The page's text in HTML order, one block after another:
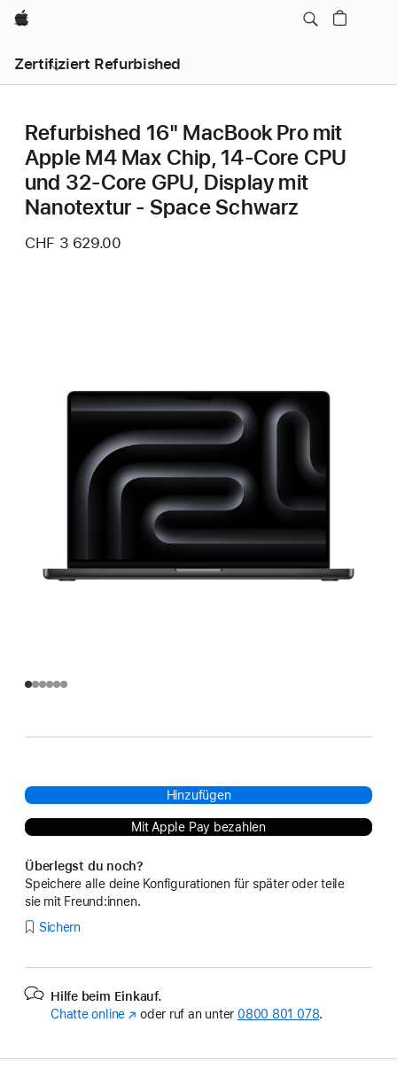
Apple
Zertifiziert Refurbished
Refurbished 16" MacBook Pro mit
Apple M4 Max Chip, 14‑Core CPU
und 32‑Core GPU, Display mit
Nanotextur - Space Schwarz
CHF 3 629.00
Hinzufügen
Mit Apple Pay bezahlen
Überlegst du noch?
Speichere alle deine Konfigurationen für später oder teile
sie mit Freund:innen.
Sichern
Hilfe beim Einkauf.
Chatte online (Öffnet
oder ruf an unter 0800 801 078.